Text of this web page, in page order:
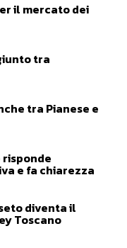
il mercato dei
tra
tra Pianese e
risponde
e fa chiarezza
diventa il
Toscano